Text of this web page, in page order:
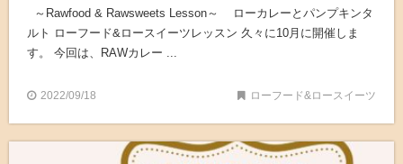
～Rawfood & Rawsweets Lesson～ ローカレーとパンプキンタ
ルト ローフード&ロースイーツレッスン 久々に10月に開催しま
す。 今回は、RAWカレー ...
2022/09/18 ローフード&ロースイーツ